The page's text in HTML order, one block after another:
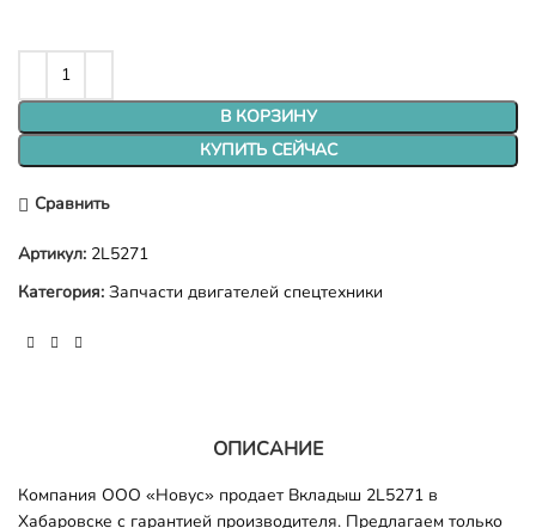
В КОРЗИНУ
КУПИТЬ СЕЙЧАС
Сравнить
Артикул: 2L5271
Категория: Запчасти двигателей спецтехники
ОПИСАНИЕ
Компания ООО «Новус» продает Вкладыш 2L5271 в
Хабаровске с гарантией производителя. Предлагаем только